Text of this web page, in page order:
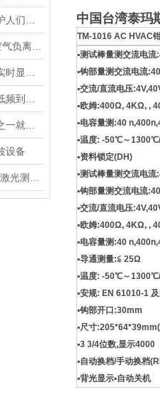
设备
中国台湾泰玛
TM-1016 AC HVAC
▪测试棒量测交流电
▪钩部量测交流电流
▪交流/直流电压
▪欧姆:400Ω, 4KΩ, ,
▪电容量测:40
▪温度: -50℃～
▪资料锁定(DH)
▪测试棒量测交流电
▪钩部量测交流电流
▪交流/直流电压
▪欧姆:400Ω, 4KΩ, ,
▪电容量测:40
▪导通测量:≦ 25Ω
▪温度: -50℃～
▪安规: EN 61010-1
▪钩部开口:30mm
▪尺寸
▪3 3/4位数,显示4000
▪自动换档/手动换档
▪背光显示▪自动关机